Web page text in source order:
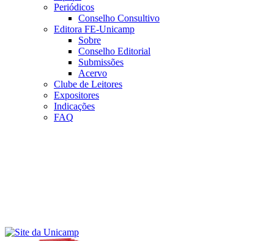
Periódicos
Conselho Consultivo
Editora FE-Unicamp
Sobre
Conselho Editorial
Submissões
Acervo
Clube de Leitores
Expositores
Indicações
FAQ